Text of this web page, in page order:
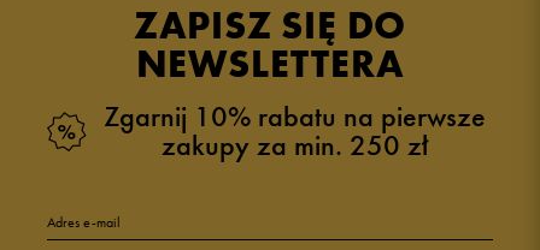
ZAPISZ SIĘ DO
NEWSLETTERA
Zgarnij 10% rabatu na pierwsze
zakupy za min. 250 zł
Adres e-mail